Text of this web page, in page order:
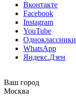
Вконтакте
Facebook
Instagram
YouTube
Одноклассники
WhatsApp
Яндекс.Дзен
Ваш город
Москва